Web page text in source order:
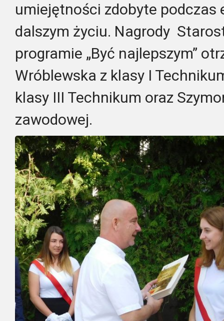
umiejętności zdobyte podczas
dalszym życiu. Nagrody
programie „Być najlepszym”
Wróblewska z klasy I
klasy III Technikum oraz
zawodowej.